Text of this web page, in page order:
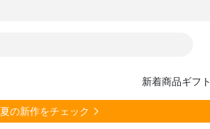
新着商品ギフ
夏の新作をチェック